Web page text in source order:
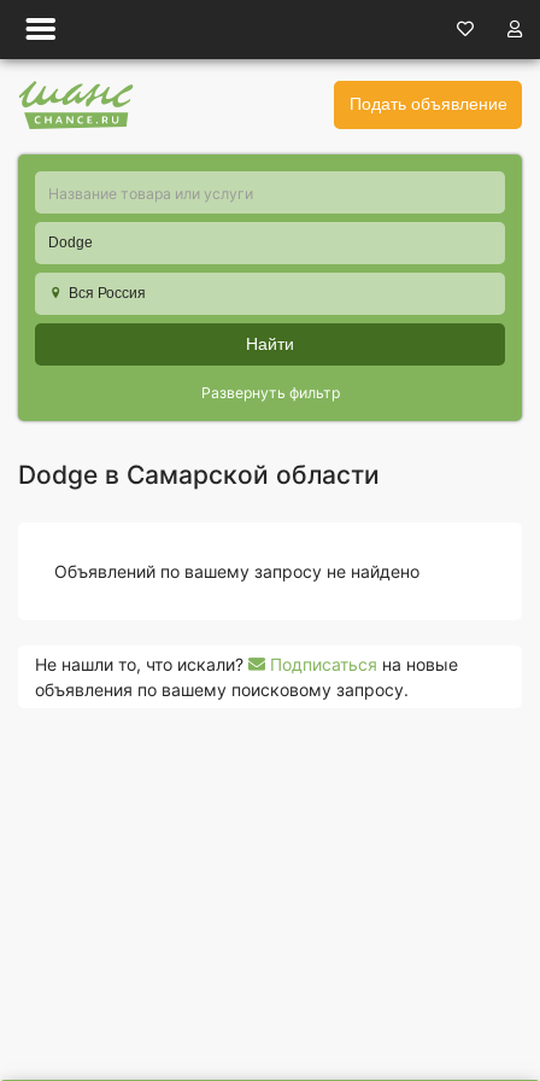
Подать объявление
Dodge
Вся Россия
Найти
Развернуть фильтр
Dodge в Самарской области
Объявлений по вашему запросу не найдено
Не нашли то, что искали? Подписаться на новые
объявления по вашему поисковому запросу.